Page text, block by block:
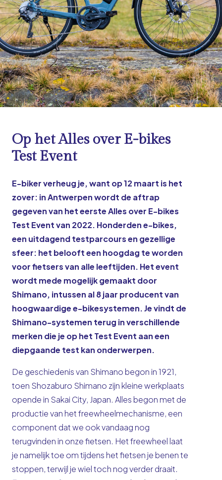
Op het Alles over E-bikes
Test Event
E-biker verheug je, want op 12 maart is het
zover: in Antwerpen wordt de aftrap
gegeven van het eerste Alles over E-bikes
Test Event van 2022. Honderden e-bikes,
een uitdagend testparcours en gezellige
sfeer: het belooft een hoogdag te worden
voor fietsers van alle leeftijden. Het event
wordt mede mogelijk gemaakt door
Shimano, intussen al 8 jaar producent van
hoogwaardige e-bikesystemen. Je vindt de
Shimano-systemen terug in verschillende
merken die je op het Test Event aan een
diepgaande test kan onderwerpen.
De geschiedenis van Shimano begon in 1921,
toen Shozaburo Shimano zijn kleine werkplaats
opende in Sakai City, Japan. Alles begon met de
productie van het freewheelmechanisme, een
component dat we ook vandaag nog
terugvinden in onze fietsen. Het freewheel laat
je namelijk toe om tijdens het fietsen je benen te
stoppen, terwijl je wiel toch nog verder draait.